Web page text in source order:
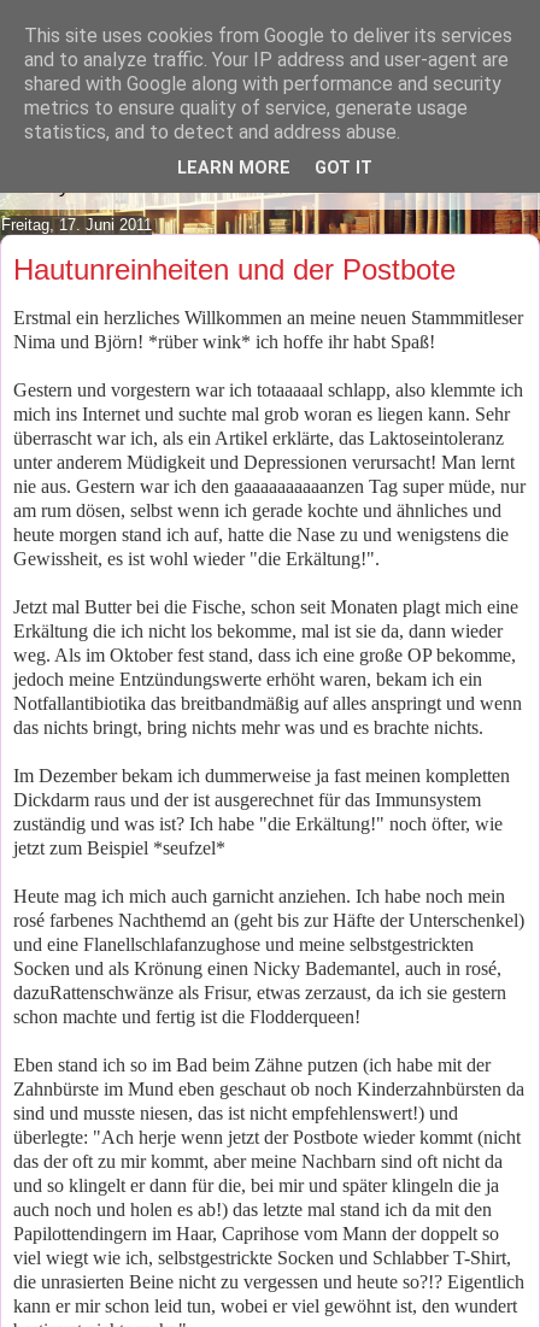
Lilafusselfee lädt Dich in ihr
Wohnzimmer ein.
Mach es Dir doch gemütlich und lies ein wenig über meine
Freitag, 17. Juni 2011
Hautunreinheiten und der Postbote
Erstmal ein herzliches Willkommen an meine neuen Stammmitleser
Nima und Björn! *rüber wink* ich hoffe ihr habt Spaß!
Gestern und vorgestern war ich totaaaaal schlapp, also klemmte ich
mich ins Internet und suchte mal grob woran es liegen kann. Sehr
überrascht war ich, als ein Artikel erklärte, das Laktoseintoleranz
unter anderem Müdigkeit und Depressionen verursacht! Man lernt
nie aus. Gestern war ich den gaaaaaaaaaanzen Tag super müde, nur
am rum dösen, selbst wenn ich gerade kochte und ähnliches und
heute morgen stand ich auf, hatte die Nase zu und wenigstens die
Gewissheit, es ist wohl wieder "die Erkältung!".
Jetzt mal Butter bei die Fische, schon seit Monaten plagt mich eine
Erkältung die ich nicht los bekomme, mal ist sie da, dann wieder
weg. Als im Oktober fest stand, dass ich eine große OP bekomme,
jedoch meine Entzündungswerte erhöht waren, bekam ich ein
Notfallantibiotika das breitbandmäßig auf alles anspringt und wenn
das nichts bringt, bring nichts mehr was und es brachte nichts.
Im Dezember bekam ich dummerweise ja fast meinen kompletten
Dickdarm raus und der ist ausgerechnet für das Immunsystem
zuständig und was ist? Ich habe "die Erkältung!" noch öfter, wie
jetzt zum Beispiel *seufzel*
Heute mag ich mich auch garnicht anziehen. Ich habe noch mein
rosé farbenes Nachthemd an (geht bis zur Häfte der Unterschenkel)
und eine Flanellschlafanzughose und meine selbstgestrickten
Socken und als Krönung einen Nicky Bademantel, auch in rosé,
dazuRattenschwänze als Frisur, etwas zerzaust, da ich sie gestern
schon machte und fertig ist die Flodderqueen!
Eben stand ich so im Bad beim Zähne putzen (ich habe mit der
Zahnbürste im Mund eben geschaut ob noch Kinderzahnbürsten da
sind und musste niesen, das ist nicht empfehlenswert!) und
überlegte: "Ach herje wenn jetzt der Postbote wieder kommt (nicht
das der oft zu mir kommt, aber meine Nachbarn sind oft nicht da
und so klingelt er dann für die, bei mir und später klingeln die ja
auch noch und holen es ab!) das letzte mal stand ich da mit den
Papilottendingern im Haar, Caprihose vom Mann der doppelt so
viel wiegt wie ich, selbstgestrickte Socken und Schlabber T-Shirt,
die unrasierten Beine nicht zu vergessen und heute so?!? Eigentlich
kann er mir schon leid tun, wobei er viel gewöhnt ist, den wundert
This site uses cookies from Google to deliver its services
and to analyze traffic. Your IP address and user-agent are
shared with Google along with performance and security
metrics to ensure quality of service, generate usage
statistics, and to detect and address abuse.
LEARN MORE GOT IT